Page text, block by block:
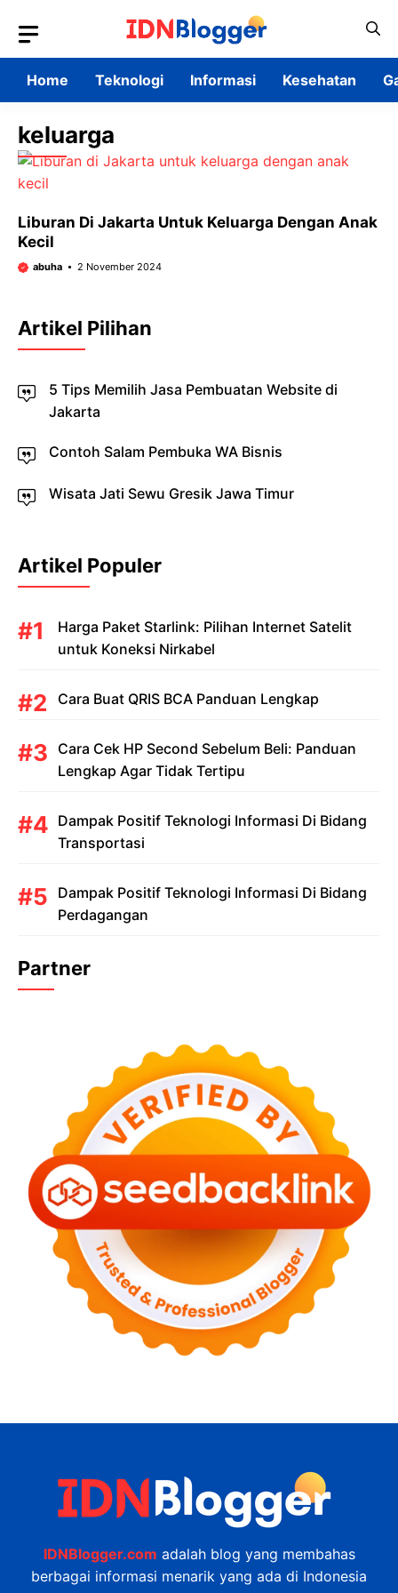
content
Home
Teknologi Informasi Kesehatan
keluarga
Liburan Di Jakarta Untuk Keluarga Dengan Anak
Kecil
abuha 2 November 2024
Artikel Pilihan
5 Tips Memilih Jasa Pembuatan Website di
Jakarta
Contoh Salam Pembuka WA Bisnis
Wisata Jati Sewu Gresik Jawa Timur
Artikel Populer
Harga Paket Starlink: Pilihan Internet Satelit
untuk Koneksi Nirkabel
Cara Buat QRIS BCA Panduan Lengkap
Cara Cek HP Second Sebelum Beli: Panduan
Lengkap Agar Tidak Tertipu
Dampak Positif Teknologi Informasi Di Bidang
Transportasi
Dampak Positif Teknologi Informasi Di Bidang
Perdagangan
Partner
IDNBlogger.com adalah blog yang membahas
berbagai informasi menarik yang ada di Indonesia